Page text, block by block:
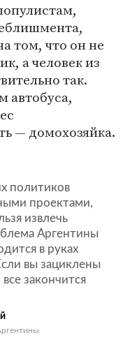
том, что он не
а человек из
так.
автобуса,
— домохозяйка.
политиков
проектами,
извлечь
Аргентины
в руках
вы зациклены
закончится